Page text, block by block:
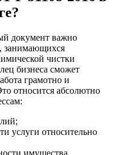
документ важно
занимающихся
чистки
бизнеса сможет
грамотно и
относится абсолютно
услуги относительно
имущества